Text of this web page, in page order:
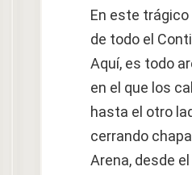
En este
de todo el
Aquí, es todo
en el que los
hasta el otro
cerrando
Arena, desde